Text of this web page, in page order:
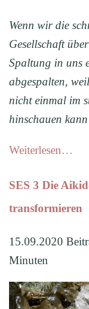
Wenn wir die
Gesellschaft
Spaltung in uns
abgespalten,
nicht einmal im
hinschauen
Weiterlesen…
SES 3 Die
transformieren
15.09.2020
Minuten